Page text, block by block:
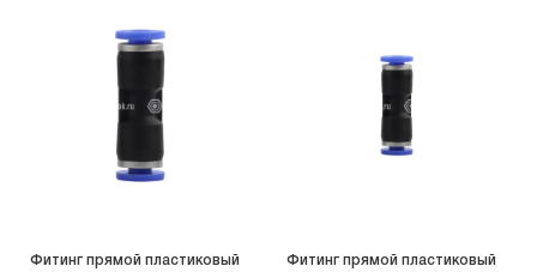
Фитинг прямой пластиковый
Фитинг прямой пластиковый